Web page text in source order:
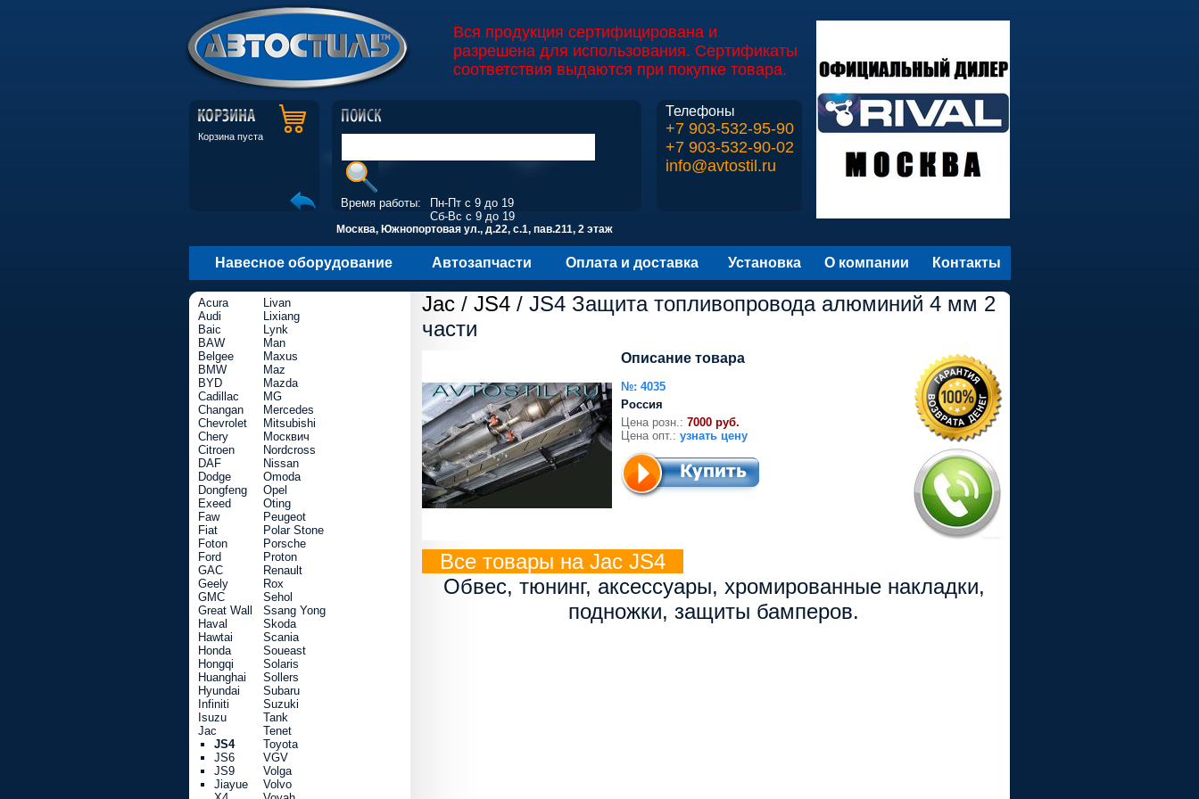
Вся продукция сертифицирована и
разрешена для использования. Сертификаты
соответствия выдаются при покупке товара.
Корзина пуста
Телефоны
+7 903-532-95-90
+7 903-532-90-02
info@avtostil.ru
Время работы:
Пн-Пт с 9 до 19
Сб-Вс с 9 до 19
Москва, Южнопортовая ул., д.22, с.1, пав.211, 2 этаж
Навесное оборудование Автозапчасти Оплата и доставка Установка О компании Контакты
Jac / JS4 / JS4 Защита топливопровода алюминий 4 мм 2
части
Описание товара
№: 4035
Россия
Цена розн.: 7000 руб.
Цена опт.: узнать цену
Все товары на Jac JS4
Обвес, тюнинг, аксессуары, хромированные накладки,
подножки, защиты бамперов.
Acura
Audi
Baic
BAW
Belgee
BMW
BYD
Cadillac
Changan
Chevrolet
Chery
Citroen
DAF
Dodge
Dongfeng
Exeed
Faw
Fiat
Foton
Ford
GAC
Geely
GMC
Great Wall
Haval
Hawtai
Honda
Hongqi
Huanghai
Hyundai
Infiniti
Isuzu
Jac
JS4
JS6
JS9
Jiayue
Livan
Lixiang
Lynk
Man
Maxus
Maz
Mazda
MG
Mercedes
Mitsubishi
Москвич
Nordcross
Nissan
Omoda
Opel
Oting
Peugeot
Polar Stone
Porsche
Proton
Renault
Rox
Sehol
Ssang Yong
Skoda
Scania
Soueast
Solaris
Sollers
Subaru
Suzuki
Tank
Tenet
Toyota
VGV
Volga
Volvo